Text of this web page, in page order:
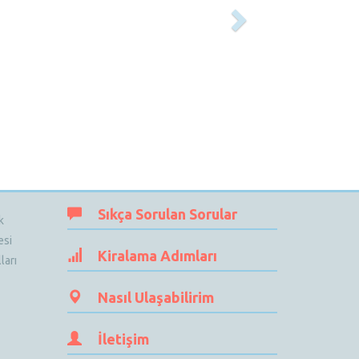
Sıkça Sorulan Sorular
Kiralama Adımları
Nasıl Ulaşabilirim
İletişim